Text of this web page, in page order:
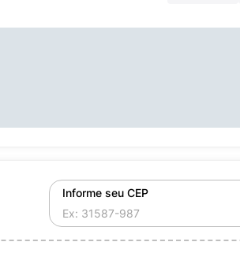
Informe seu CEP